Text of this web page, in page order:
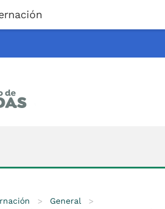
de
> General
>